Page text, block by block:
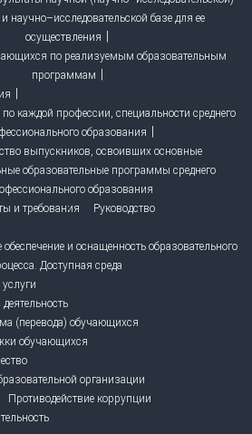
и научно–исследовательской базе для ее
осуществления
по реализуемым образовательным
программам
каждой профессии, специальности среднего
образования
выпускников, освоивших основные
образовательные программы среднего
образования
и требования
Руководство
и оснащенность образовательного
Доступная среда
(перевода) обучающихся
обучающихся
организации
Противодействие коррупции